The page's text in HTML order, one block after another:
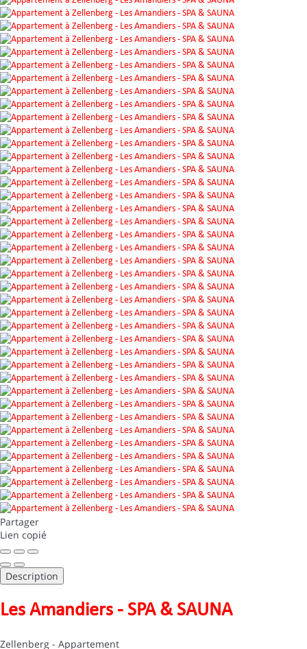
Partager
Lien copié
Description
Les Amandiers - SPA & SAUNA
Zellenberg - Appartement